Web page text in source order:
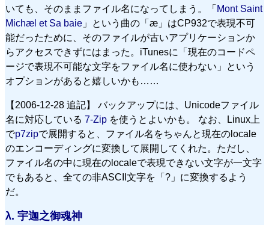
いても、そのままファイル名になってしまう。「 Mont Saint
Michæl et Sa baie 」という曲の「æ」はCP932で表現不可
能だったために、そのファイルが古いアプリケーションか
らアクセスできずにはまった。iTunesに「現在のコードペ
ージで表現不可能な文字をファイル名に使わない」という
オプションがあると嬉しいかも……
【2006-12-28 追記】 バックアップには、Unicodeファイル
名に対応している 7-Zip を使うとよいかも。 なお、Linux上
でp7zipで展開すると、ファイル名をちゃんと現在のlocale
のエンコーディングに変換して展開してくれた。ただし、
ファイル名の中に現在のlocaleで表現できない文字が一文字
でもあると、全ての非ASCII文字を「?」に変換するよう
だ。
λ. 宇迦之御魂神